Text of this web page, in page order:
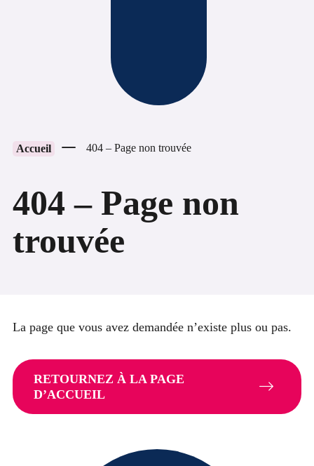
Accueil 404 – Page non trouvée
404 – Page non
trouvée
La page que vous avez demandée n’existe plus ou pas.
RETOURNEZ À LA PAGE
D’ACCUEIL